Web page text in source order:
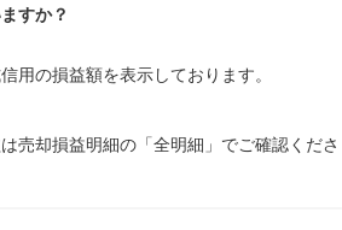
すか？
用の損益額を表示しております。
売却損益明細の「全明細」でご確認くださ